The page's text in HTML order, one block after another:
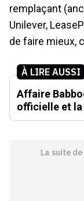
remplaçant
Unilever,
de faire mieux,
À LIRE AUSSI
Affaire
officielle et la
La suite